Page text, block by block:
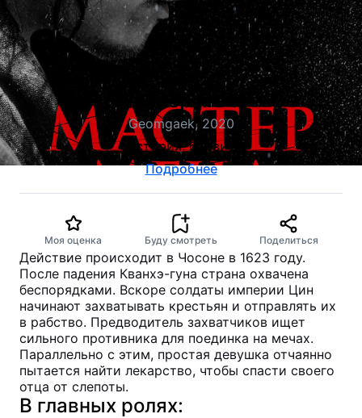
Мастер меча
Geomgaek, 2020
история, боевик
Подробнее
Моя оценка Буду смотреть Поделиться
Действие происходит в Чосоне в 1623 году.
После падения Кванхэ-гуна страна охвачена
беспорядками. Вскоре солдаты империи Цин
начинают захватывать крестьян и отправлять их
в рабство. Предводитель захватчиков ищет
сильного противника для поединка на мечах.
Параллельно с этим, простая девушка отчаянно
пытается найти лекарство, чтобы спасти своего
отца от слепоты.
В главных ролях: